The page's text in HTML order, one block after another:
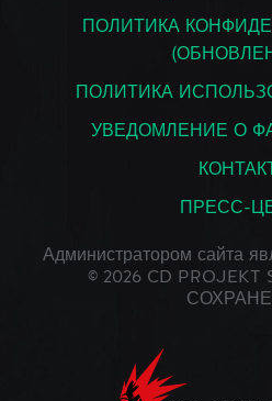
ПОЛИТИКА
ПОЛИТИКА
УВЕДОМЛЕНИЕ О
ПРЕСС-
Администратором сайта
© 2026 CD